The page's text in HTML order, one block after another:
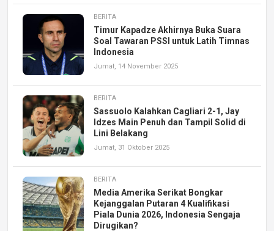
BERITA
Timur Kapadze Akhirnya Buka Suara
Soal Tawaran PSSI untuk Latih Timnas
Indonesia
Jumat, 14 November 2025
BERITA
Sassuolo Kalahkan Cagliari 2-1, Jay
Idzes Main Penuh dan Tampil Solid di
Lini Belakang
Jumat, 31 Oktober 2025
BERITA
Media Amerika Serikat Bongkar
Kejanggalan Putaran 4 Kualifikasi
Piala Dunia 2026, Indonesia Sengaja
Dirugikan?